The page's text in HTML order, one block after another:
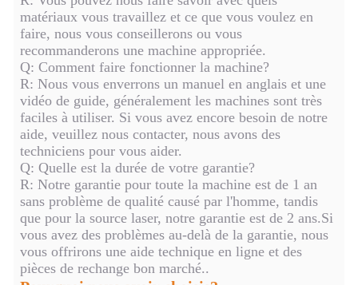
matériaux vous travaillez et ce que vous voulez en
faire, nous vous conseillerons ou vous
recommanderons une machine appropriée.
Q: Comment faire fonctionner la machine?
R: Nous vous enverrons un manuel en anglais et une
vidéo de guide, généralement les machines sont très
faciles à utiliser. Si vous avez encore besoin de notre
aide, veuillez nous contacter, nous avons des
techniciens pour vous aider.
Q: Quelle est la durée de votre garantie?
R: Notre garantie pour toute la machine est de 1 an
sans problème de qualité causé par l'homme, tandis
que pour la source laser, notre garantie est de 2 ans.Si
vous avez des problèmes au-delà de la garantie, nous
vous offrirons une aide technique en ligne et des
pièces de rechange bon marché..